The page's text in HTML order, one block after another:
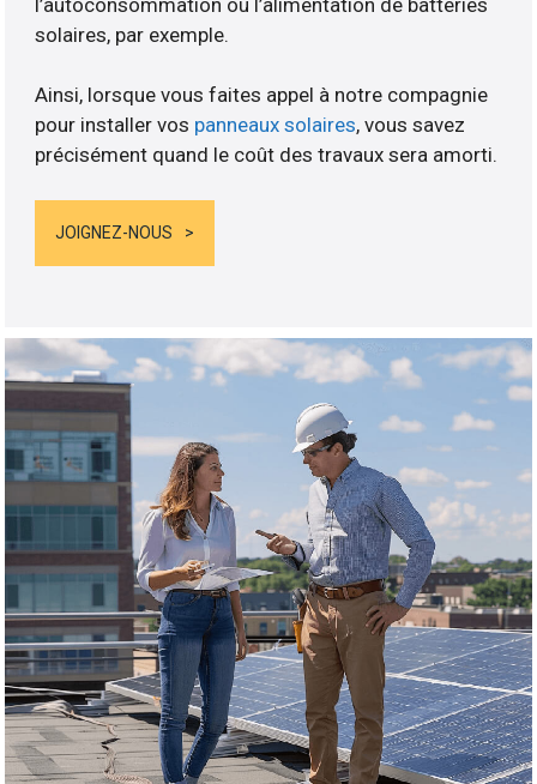
solaires, par exemple.
Ainsi, lorsque vous faites appel à notre compagnie
pour installer vos panneaux solaires, vous savez
précisément quand le coût des travaux sera amorti.
JOIGNEZ-NOUS